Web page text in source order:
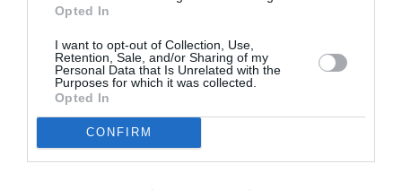
Opted In
I want to opt-out of Collection, Use,
Retention, Sale, and/or Sharing of my
Personal Data that Is Unrelated with the
Purposes for which it was collected.
Opted In
CONFIRM
ορθώσει το ανάστημά του απέναντι σε όλους εκείνους που
τον απειλούν και τον δυναστεύουν. Είναι ένα ρέκβιεμ για
την ολοκληρωτική παράνοια του ρατσισμού, της
δεισιδαιμονίας και της μισαλλοδοξίας. Δέκα νέοι ηθοποιοί
και ένας μουσικός επί σκηνής αναλαμβάνουν να
αναμετρηθούν με το «σκληρό» και πικρό αλλά και τόσο
τρυφερά αληθινό παραμύθι του Ευγένιου Τριβιζά,